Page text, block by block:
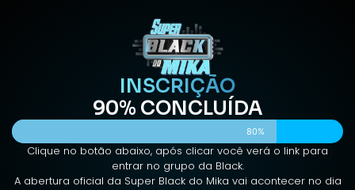
INSCRIÇÃO
90% CONCLUÍDA
80%
Clique no botão abaixo, após clicar você verá o link para
entrar no grupo da Black.
A abertura oficial da Super Black do Mika vai acontecer no dia